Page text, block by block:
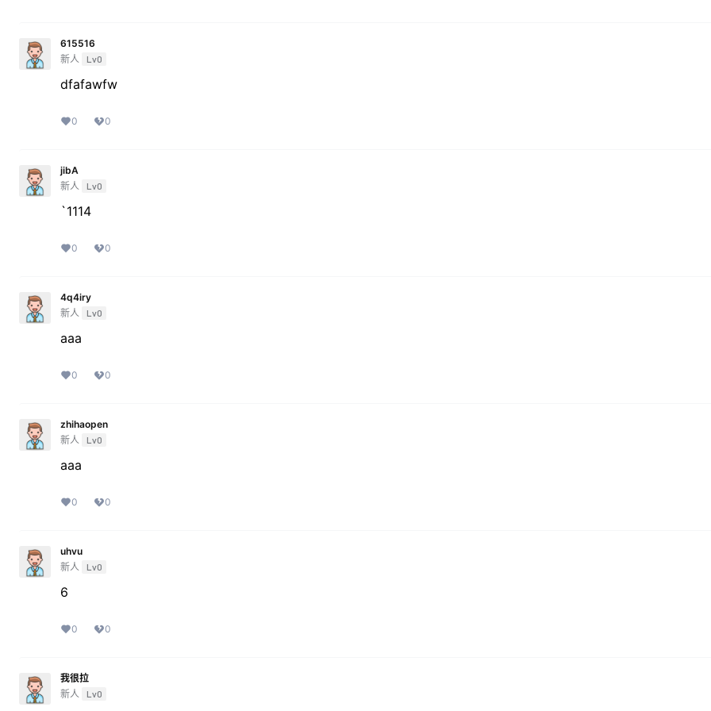
615516
新人
Lv0
dfafawfw
0 0
jibA
新人
Lv0
`1114
0 0
4q4iry
新人
Lv0
aaa
0 0
zhihaopen
新人
Lv0
aaa
0 0
uhvu
新人
Lv0
6
0 0
我很拉
新人
Lv0